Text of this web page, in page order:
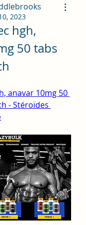
2023
hgh,
50 tabs
anavar 10mg 50
- Stéroïdes